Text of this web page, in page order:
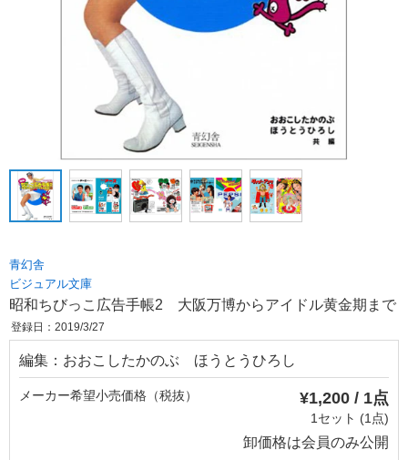
青幻舎
ビジュアル文庫
昭和ちびっこ広告手帳2 大阪万博からアイドル黄金期まで
登録日：2019/3/27
編集：おおこしたかのぶ ほうとうひろし
メーカー希望小売価格（税抜） ¥1,200 / 1点
1セット (1点)
卸価格は会員のみ公開